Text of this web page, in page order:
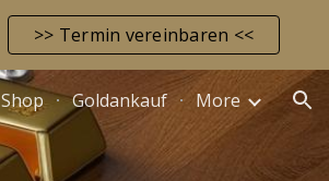
>> Termin vereinbaren <<
Shop Goldankauf More